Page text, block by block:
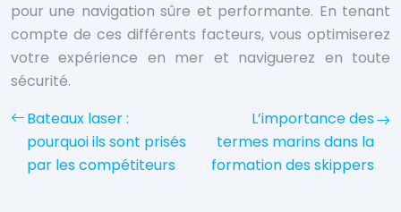
pour une navigation sûre et performante. En tenant
compte de ces différents facteurs, vous optimiserez
votre expérience en mer et naviguerez en toute
sécurité.
Bateaux laser :
pourquoi ils sont prisés
par les compétiteurs
L’importance des
termes marins dans la
formation des skippers